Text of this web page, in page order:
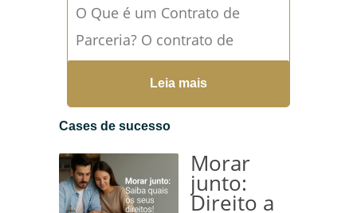
O Que é um Contrato de
Parceria? O contrato de
parceria é o instrumento
jurídico utilizado para
formalizar a relação entre
Leia mais
Cases de sucesso
Morar
junto:
Direito a